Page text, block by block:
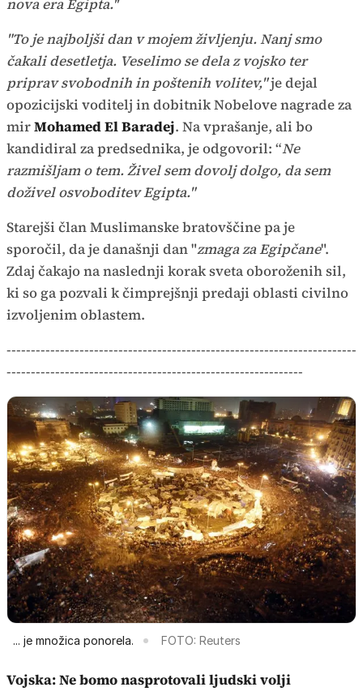
"To je najboljši dan v mojem življenju.Nanj smo
čakali desetletja. Veselimo se dela z vojsko ter
priprav svobodnih in poštenih volitev,"je dejal
opozicijski voditelj in dobitnik Nobelove nagrade za
mirMohamed El Baradej. Na vprašanje, ali bo
kandidiral za predsednika, je odgovoril: “Ne
razmišljam o tem. Živel sem dovolj dolgo, da sem
doživel osvoboditev Egipta."
Starejši član Muslimanske bratovščine pa je
sporočil, da je današnji dan "zmaga za Egipčane".
Zdaj čakajo na naslednji korak sveta oboroženih sil,
ki so ga pozvali k čimprejšnji predaji oblasti civilno
izvoljenim oblastem.
------------------------------------------------------------------------
-------------------------------------------------------------
... je množica ponorela. FOTO: Reuters
Vojska: Ne bomo nasprotovali ljudski volji